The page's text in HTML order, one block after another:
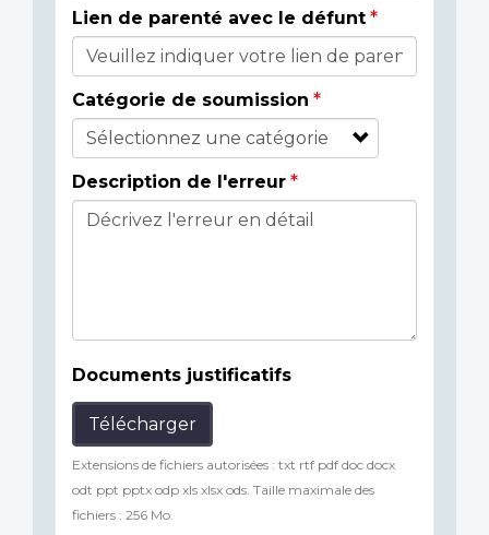
Lien de parenté avec le défunt
Catégorie de soumission
Description de l'erreur
Documents justificatifs
Télécharger
Extensions de fichiers autorisées : txt rtf pdf doc docx
odt ppt pptx odp xls xlsx ods. Taille maximale des
fichiers : 256 Mo.